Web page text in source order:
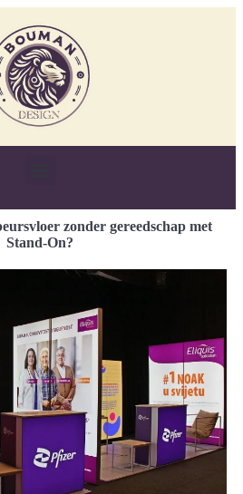
zonder gereedschap met
Stand-On?